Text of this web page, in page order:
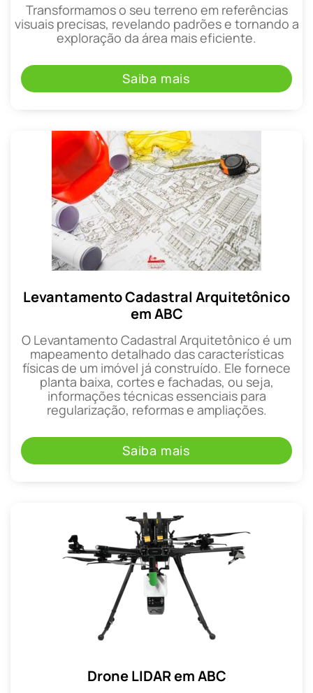
Transformamos o seu terreno em referências
visuais precisas, revelando padrões e tornando a
exploração da área mais eficiente.
Saiba mais
Levantamento Cadastral Arquitetônico
em ABC
O Levantamento Cadastral Arquitetônico é um
mapeamento detalhado das características
físicas de um imóvel já construído. Ele fornece
planta baixa, cortes e fachadas, ou seja,
informações técnicas essenciais para
regularização, reformas e ampliações.
Saiba mais
Drone LIDAR em ABC